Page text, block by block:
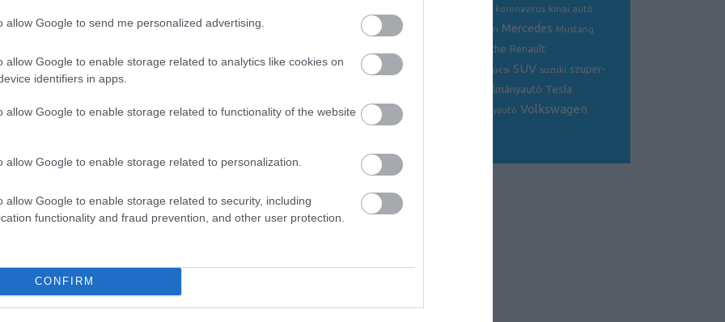
allow Google to send me personalized advertising.
allow Google to enable storage related to analytics like cookies on
identifiers in apps.
allow Google to enable storage related to functionality of the website
allow Google to enable storage related to personalization.
allow Google to enable storage related to security, including
functionality and fraud prevention, and other user protection.
CONFIRM
alkatrész a maximális köridő eléréséért dolgozik.
sikerében, hogy a prototípus bemutatásával
Túl sokáig azonban nem
összesen mindössze499 példány hagyja majd
kell sokat várniuk, a tervek szerint az első
koronavírus kínai autó
Lamborghini McLaren Mercedes Mustang
Porsche Renault
ráncfelvarrás sportkocsi SUV suzuki szuper-
tanulmányautó Tesla
Toyota
versenyautó Volkswagen